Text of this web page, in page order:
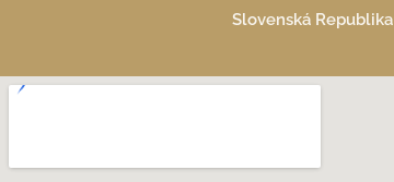
Slovenská Republika